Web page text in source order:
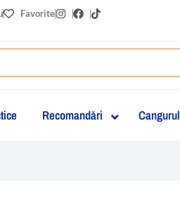
Favorite
Recomandări Cangurul